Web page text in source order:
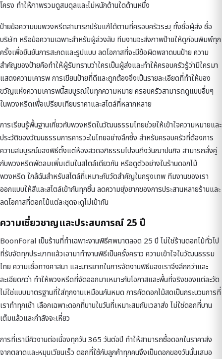
โครง ทำให้ภาพรวมดูสมดุลและไม่หนักด้านใดด้านหนึ่ง
ป้ายข้อความบนพวงหรีดสามารถปรับแก้ได้ตามที่ครอบครัวระบุ ทั้งชื่อผู้ส่ง ชื่อ
บริษัท หรือข้อความเฉพาะสำหรับผู้ล่วงลับ ทีมงานจะส่งภาพป้ายให้ดูก่อนพิมพ์ทุก
ครั้งเพื่อยืนยันการสะกดและรูปแบบ ลดโอกาสที่จะมีข้อผิดพลาดบนป้าย ความ
สำคัญของป้ายคือทำให้ผู้รับทราบว่าใครเป็นผู้ส่งและทำให้ครอบครัวรู้ว่ามีใครมา
แสดงความเคารพ การเขียนป้ายที่ดีและถูกต้องจึงเป็นรายละเอียดที่ทำให้ของ
ขวัญแห่งความเคารพนี้สมบูรณ์ในทุกความหมาย ครอบครัวสามารถดูแบบอื่นๆ
ในพวงหรีดเพื่อเปรียบเทียบราคาและสไตล์ที่หลากหลาย
การเรียนรู้พื้นฐานเกี่ยวกับพวงหรีดในวัฒนธรรมไทยช่วยให้เข้าใจความหมายและ
ประวัติของวัฒนธรรมการคารวะในไทยอย่างลึกซึ้ง สำหรับครอบครัวที่ต้องการ
ความสมบูรณ์ของพิธีตั้งแต่ห้องสวดอภิธรรมไปจนถึงวันฌาปนกิจ สามารถสั่งคู่
กับพวงหรีดพัดลมเพิ่มเติมในสไตล์เดียวกัน หรือดูตัวอย่างในร้านดอกไม้
พวงหรีด ใกล้ฉันสำหรับสไตล์ที่เหมาะกับวัดสำคัญในกรุงเทพ ทีมงานของเรา
ออกแบบให้สีและสไตล์เข้ากันทุกชิ้น ลดความยุ่งยากของการประสานหลายร้านและ
ลดโอกาสที่ดอกไม้แต่ละชุดจะดูไม่เข้ากัน
ความเชี่ยวชาญและประสบการณ์ 25 ปี
BoonForal เป็นร้านที่ทำเฉพาะงานพิธีศพมาตลอด 25 ปี ไม่ใช่ร้านดอกไม้ทั่วไป
ที่รับจัดทุกประเภทแล้วเอามาทำงานพิธีเป็นครั้งคราว ความเข้าใจในวัฒนธรรม
ไทย ความเชื่อทางศาสนา และมารยาทในการจัดงานพิธีของเราจึงลึกกว่าและ
ละเอียดกว่า ทำให้พวงหรีดที่จัดออกมาเหมาะกับโอกาสและพื้นที่จริงของแต่ละวัด
ไม่ใช่แบบมาตรฐานที่ใส่ทุกงานเหมือนกันหมด การคัดดอกไม้สดเป็นกระบวนการที่
เราทำทุกเช้า เลือกเฉพาะดอกที่บานในวันที่เหมาะสมกับเวลาส่ง ไม่ใช่ดอกที่บาน
เต็มแล้วและกำลังจะเหี่ยว
การที่เรามีคิวงานต่อเนื่องทุกวัน 365 วันต่อปี ทำให้สามารถซื้อดอกในราคาส่ง
จากตลาดและหมุนเวียนเร็ว ดอกที่ใช้กับลูกค้าทุกคนจึงเป็นดอกของวันนั้นเสมอ